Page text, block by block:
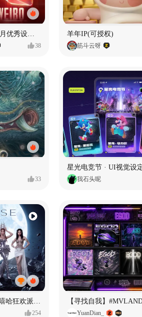
38
羊年IP(可授权)
筋斗云呀
33
星光电竞节 · UI视觉设
我石头呢
254 YuanDian_